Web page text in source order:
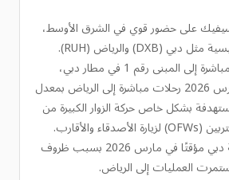
على حضور قوي في الشرق الأوسط،
حيث تخدم وجهات رئيسية مثل دبي (DXB) والرياض (RUH).
تشغل الشركة رحلات مباشرة إلى المبنى رقم 1 في مطار دبي،
وأطلقت مؤخرًا في مارس 2026 رحلات مباشرة إلى الرياض بمعدل
بشكل خاص حركة الزوار الكبيرة من
العمال الفلبينيين المغتربين (OFWs) لزيارة الأصدقاء والأقارب.
وبينما تم تعليق خدمة دبي مؤقتًا في مارس 2026 بسبب ظروف
العمليات إلى الرياض.